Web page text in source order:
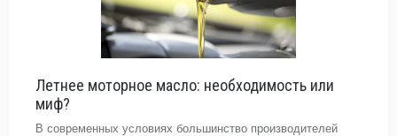
Летнее моторное масло: необходимость или
миф?
В современных условиях большинство производителей